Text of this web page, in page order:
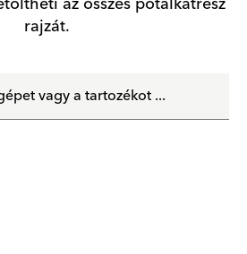
rajzát.
vagy a tartozékot ...